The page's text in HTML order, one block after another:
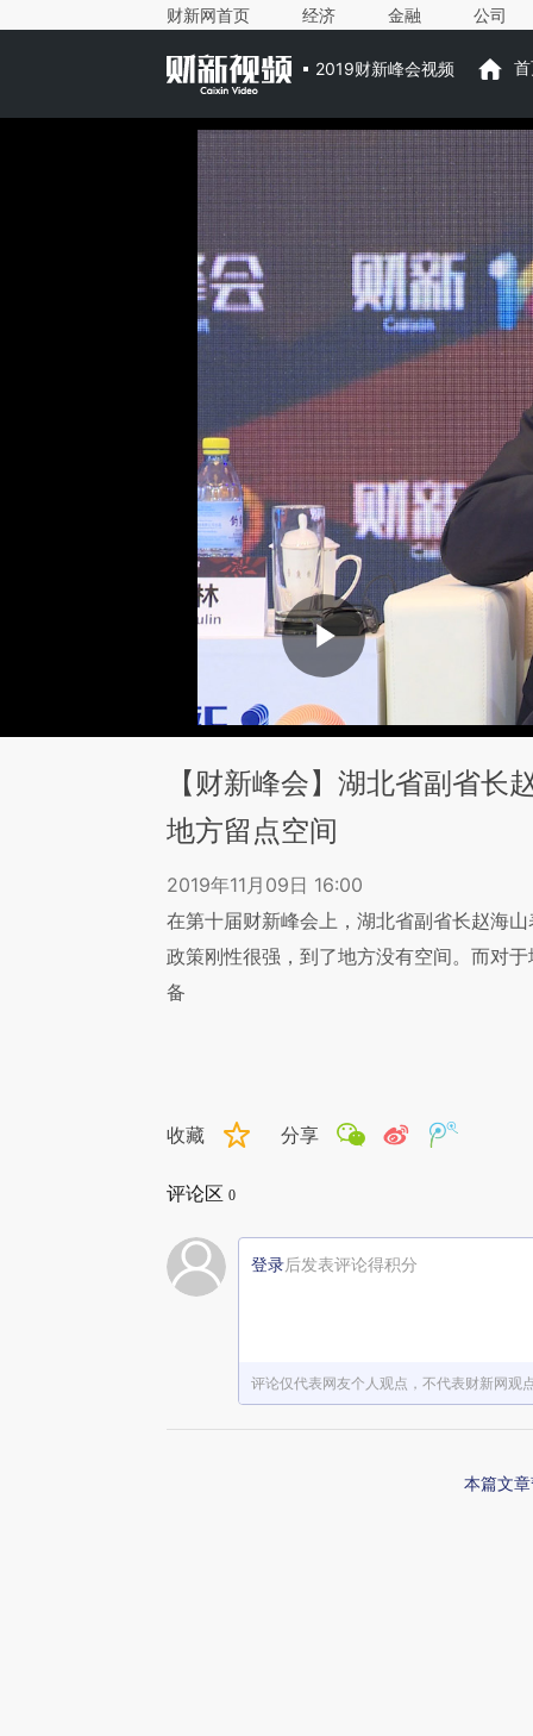
财新网首页 经济 金融 公司
2019财新峰会视频
【财新峰会】湖北省副省长
地方留点空间
2019年11月09日 16:00
在第十届财新峰会上，湖北省副省长赵海
政策刚性很强，到了地方没有空间。而对
备
收藏 分享
评论区 0
登录后发表评论得积分
评论仅代表网友个人观点，不代表财新网观
本篇文